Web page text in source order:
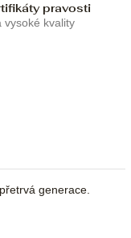
pravosti
vysoké kvality
generace.